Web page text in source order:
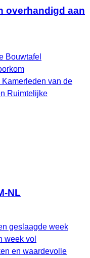
overhandigd aan
Bouwtafel
van de
Ruimtelijke
NL
geslaagde week
week vol
en waardevolle